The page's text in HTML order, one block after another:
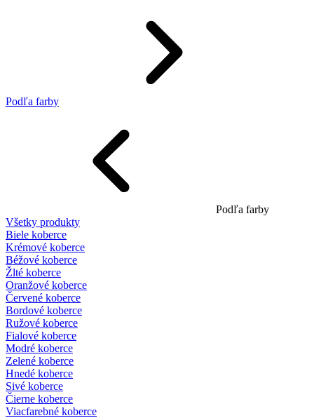
Podľa farby
Podľa farby
Všetky produkty
Biele koberce
Krémové koberce
Béžové koberce
Žlté koberce
Oranžové koberce
Červené koberce
Bordové koberce
Ružové koberce
Fialové koberce
Modré koberce
Zelené koberce
Hnedé koberce
Sivé koberce
Čierne koberce
Viacfarebné koberce